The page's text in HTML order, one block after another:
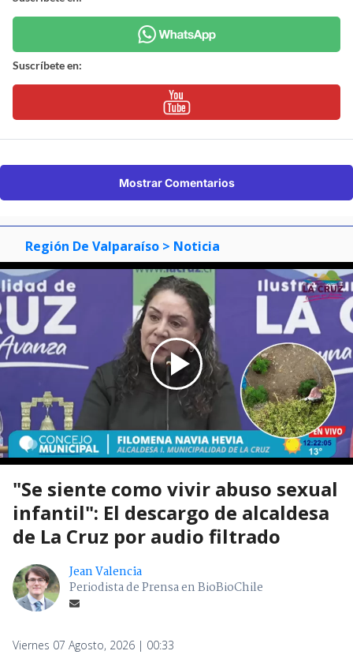
Suscríbete en:
Mostrar Comentarios
Región De Valparaíso > Noticia
"Se siente como vivir abuso sexual
infantil": El descargo de alcaldesa
de La Cruz por audio filtrado
Jean Valencia
Periodista de Prensa en BioBioChile
Viernes 07 Agosto, 2026 | 00:33